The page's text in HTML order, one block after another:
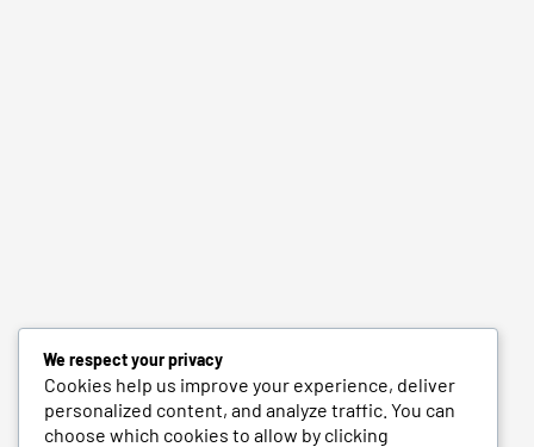
We respect your privacy
Cookies help us improve your experience, deliver
personalized content, and analyze traffic. You can
choose which cookies to allow by clicking